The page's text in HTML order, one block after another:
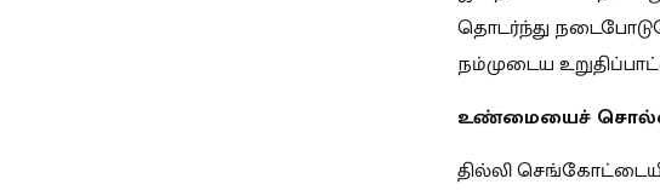
தொடர்ந்து
நம்முடைய
உண்மையைச்
தில்லி